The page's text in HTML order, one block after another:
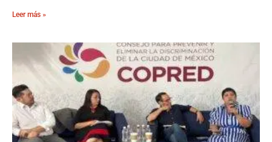
Leer más »